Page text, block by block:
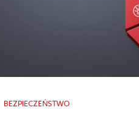
BEZPIECZEŃSTWO